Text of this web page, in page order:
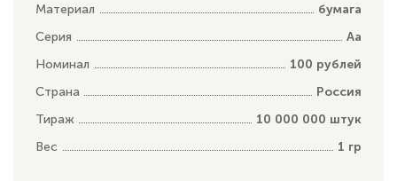
Материал
бумага
Серия
Аа
Номинал
100 рублей
Страна
Россия
Тираж
10 000 000 штук
Вес
1 гр